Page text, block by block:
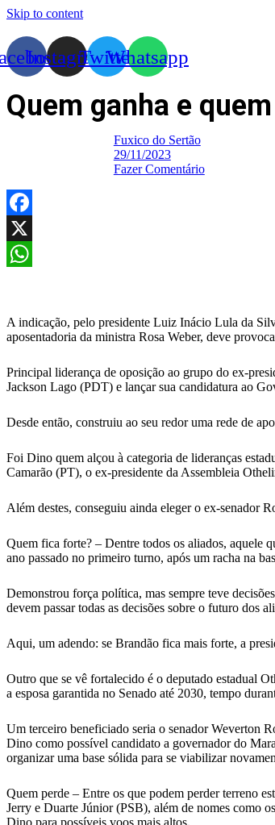
Skip to content
InstagramTwitterWhatsapp
Quem ganha e
Fuxico do Sertão
29/11/2023
Fazer Comentário
Facebook
X
A indicação, pelo presidente Luiz Inácio Lula da
aposentadoria da ministra Rosa Weber, deve
Principal liderança de oposição ao grupo do ex-
Jackson Lago (PDT) e lançar sua candidatura ao
Desde então, construiu ao seu redor uma rede de
Foi Dino quem alçou à categoria de lideranças
Camarão (PT), o ex-presidente da Assembleia
Além destes, conseguiu ainda eleger o ex-senador
Quem fica forte? – Dentre todos os aliados, aquele
ano passado no primeiro turno, após um racha na
Demonstrou força política, mas sempre teve
devem passar todas as decisões sobre o futuro dos
Aqui, um adendo: se Brandão fica mais forte, a
Outro que se vê fortalecido é o deputado estadual
a esposa garantida no Senado até 2030, tempo
Um terceiro beneficiado seria o senador Weverton
Dino como possível candidato a governador do
organizar uma base sólida para se viabilizar
Quem perde – Entre os que podem perder terreno
Jerry e Duarte Júnior (PSB), além de nomes como